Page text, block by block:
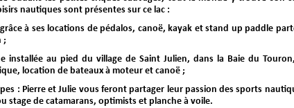
nautiques sont présentes sur ce lac :
à ses locations de pédalos, canoë, kayak et stand up paddle
;
installée au pied du village de Saint Julien, dans la Baie du
location de bateaux à moteur et canoë ;
: Pierre et Julie vous feront partager leur passion des sports
stage de catamarans, optimists et planche à voile.